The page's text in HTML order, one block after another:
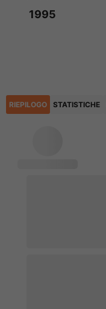
1995
RIEPILOGO STATISTICHE